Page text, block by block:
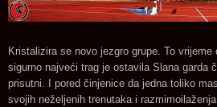
Kristalizira se novo jezgro grupe. To
sigurno najveći trag je ostavila Slana garda
prisutni. I pored činjenice da jedna toliko
svojih neželjenih trenutaka i